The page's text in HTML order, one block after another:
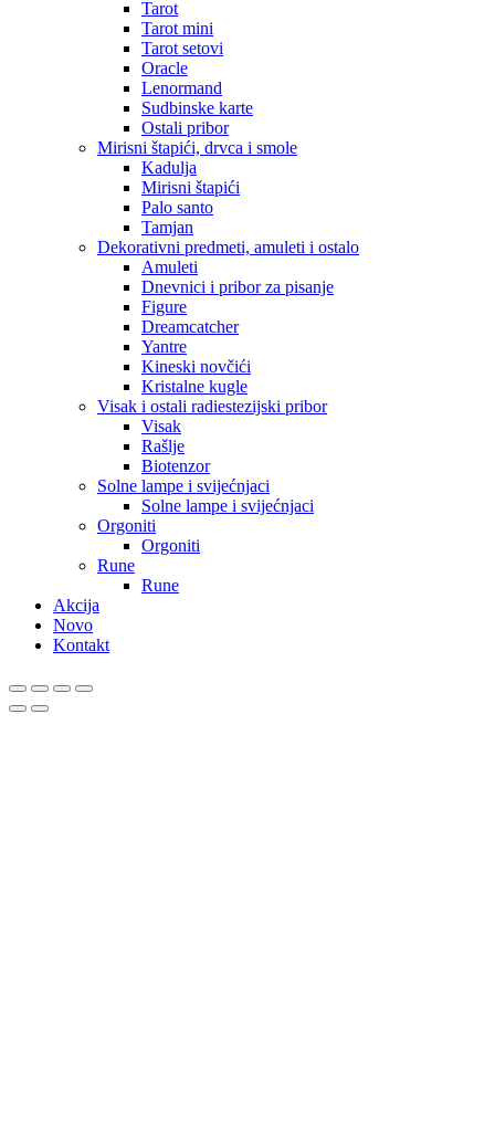
Tarot
Tarot mini
Tarot setovi
Oracle
Lenormand
Sudbinske karte
Ostali pribor
Mirisni štapići, drvca i smole
Kadulja
Mirisni štapići
Palo santo
Tamjan
Dekorativni predmeti, amuleti i ostalo
Amuleti
Dnevnici i pribor za pisanje
Figure
Dreamcatcher
Yantre
Kineski novčići
Kristalne kugle
Visak i ostali radiestezijski pribor
Visak
Rašlje
Biotenzor
Solne lampe i svijećnjaci
Solne lampe i svijećnjaci
Orgoniti
Orgoniti
Rune
Rune
Akcija
Novo
Kontakt